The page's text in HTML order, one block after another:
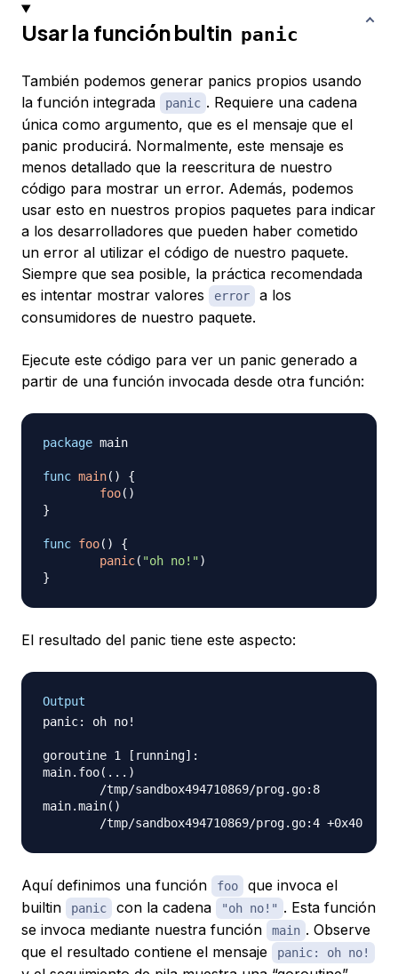
Usar la función bultin panic
También podemos generar panics propios usando
la función integrada
panic . Requiere una cadena
única como argumento, que es el mensaje que el
panic producirá. Normalmente, este mensaje es
menos detallado que la reescritura de nuestro
código para mostrar un error. Además, podemos
usar esto en nuestros propios paquetes para indicar
a los desarrolladores que pueden haber cometido
un error al utilizar el código de nuestro paquete.
Siempre que sea posible, la práctica recomendada
es intentar mostrar valores
error
a los
consumidores de nuestro paquete.
Ejecute este código para ver un panic generado a
partir de una función invocada desde otra función:
package main
func main( )
{
foo( )
}
func foo( )
{
panic( "oh no!")
}
El resultado del panic tiene este aspecto:
Output
panic: oh no!
goroutine 1 [running]:
main.foo(...)
main.main()
Aquí definimos una función foo
que invoca el
builtin
panic con la cadena "oh no!" . Esta función
se invoca mediante nuestra función
main . Observe
que el resultado contiene el mensaje
panic: oh no!